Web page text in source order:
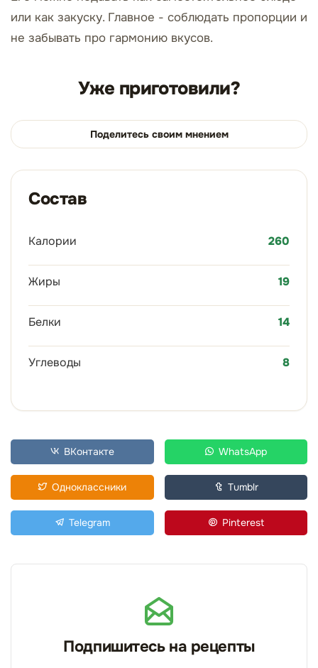
или как закуску. Главное - соблюдать пропорции и
не забывать про гармонию вкусов.
Уже приготовили?
Поделитесь своим мнением
Состав
Калории 260
Жиры 19
Белки 14
Углеводы 8
ВКонтакте WhatsApp
Одноклассники Tumblr
Telegram Pinterest
Подпишитесь на рецепты